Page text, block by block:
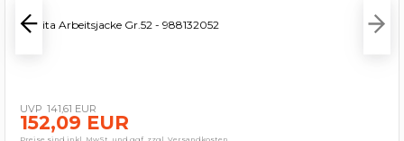
Makita Arbeitsjacke Gr.52 - 988132052
141,61 EUR
152,09 EUR